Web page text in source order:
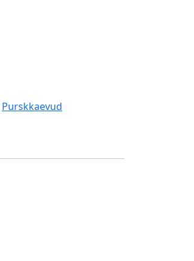
Purskkaevud